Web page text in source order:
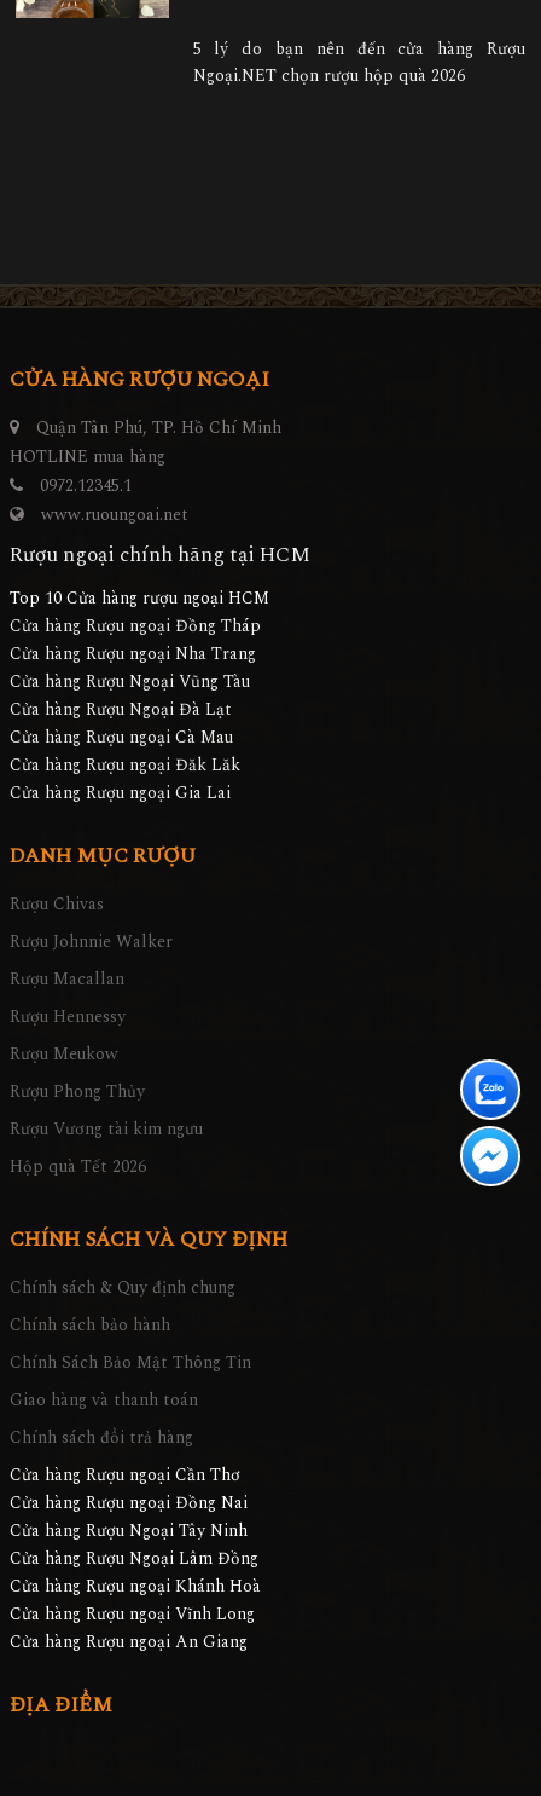
5 lý do bạn nên đến cửa hàng Rượu
Ngoại.NET chọn rượu hộp quà 2026
CỬA HÀNG RƯỢU NGOẠI
Quận Tân Phú, TP. Hồ Chí Minh
HOTLINE mua hàng
0972.12345.1
www.ruoungoai.net
Rượu ngoại chính hãng tại HCM
Top 10 Cửa hàng rượu ngoại HCM
Cửa hàng Rượu ngoại Đồng Tháp
Cửa hàng Rượu ngoại Nha Trang
Cửa hàng Rượu Ngoại Vũng Tàu
Cửa hàng Rượu Ngoại Đà Lạt
Cửa hàng Rượu ngoại Cà Mau
Cửa hàng Rượu ngoại Đăk Lăk
Cửa hàng Rượu ngoại Gia Lai
DANH MỤC RƯỢU
Rượu Chivas
Rượu Johnnie Walker
Rượu Macallan
Rượu Hennessy
Rượu Meukow
Rượu Phong Thủy
Rượu Vương tài kim ngưu
Hộp quà Tết 2026
CHÍNH SÁCH VÀ QUY ĐỊNH
Chính sách & Quy định chung
Chính sách bảo hành
Chính Sách Bảo Mật Thông Tin
Giao hàng và thanh toán
Chính sách đổi trả hàng
Cửa hàng Rượu ngoại Cần Thơ
Cửa hàng Rượu ngoại Đồng Nai
Cửa hàng Rượu Ngoại Tây Ninh
Cửa hàng Rượu Ngoại Lâm Đồng
Cửa hàng Rượu ngoại Khánh Hoà
Cửa hàng Rượu ngoại Vĩnh Long
Cửa hàng Rượu ngoại An Giang
ĐỊA ĐIỂM